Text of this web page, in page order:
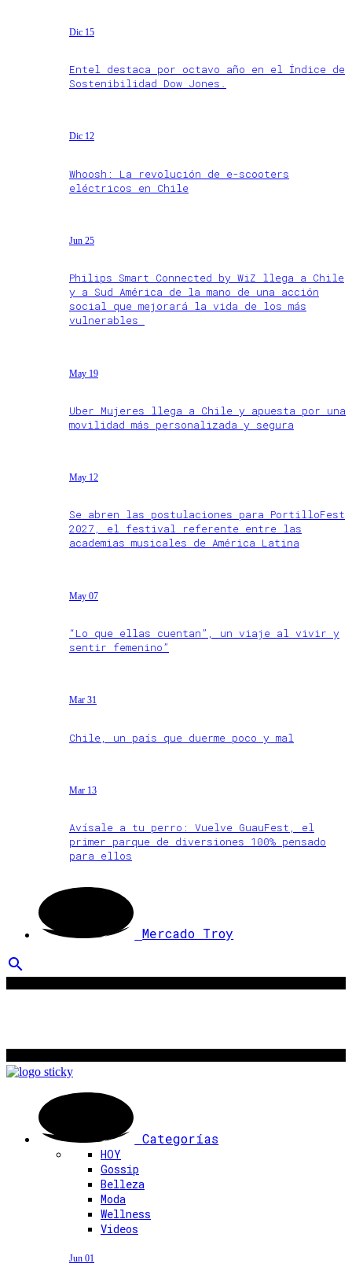
Dic 15
Entel destaca por octavo año en el Índice de
Sostenibilidad Dow Jones.
Dic 12
Whoosh: La revolución de e-scooters
eléctricos en Chile
Jun 25
Philips Smart Connected by WiZ llega a Chile
y a Sud América de la mano de una acción
social que mejorará la vida de los más
vulnerables
May 19
Uber Mujeres llega a Chile y apuesta por una
movilidad más personalizada y segura
May 12
Se abren las postulaciones para PortilloFest
2027, el festival referente entre las
academias musicales de América Latina
May 07
“Lo que ellas cuentan”, un viaje al vivir y
sentir femenino”
Mar 31
Chile, un país que duerme poco y mal
Mar 13
Avísale a tu perro: Vuelve GuauFest, el
primer parque de diversiones 100% pensado
para ellos
Mercado Troy
search
Categorías
HOY
Gossip
Belleza
Moda
Wellness
Videos
Jun 01